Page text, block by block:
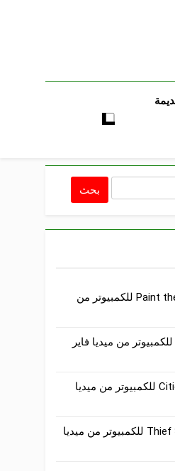
تحميل لعبة Paint the Town Red للكمبيوتر من
تحميل لعبة Last Epoch للكمبيوتر من ميديا فاير
تحميل لعبة Cities: Skylines للكمبيوتر من ميديا
تحميل لعبة Thief Simulator 2 للكمبيوتر من ميديا